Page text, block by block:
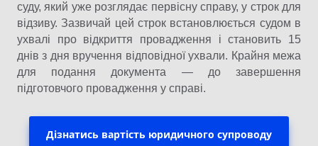
суду, який уже розглядає первісну справу, у строк для
відзиву. Зазвичай цей строк встановлюється судом в
ухвалі про відкриття провадження і становить 15
днів з дня вручення відповідної ухвали. Крайня межа
для подання документа — до завершення
підготовчого провадження у справі.
Дізнатись вартість юридичного супроводу